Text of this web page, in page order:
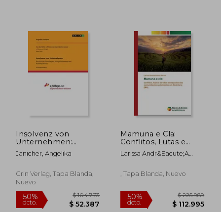
50%
dcto.
50%
dcto. $
Insolvenz von
Unternehmen:
Rechtliche
Grundlagen,
Konsequenzen (en
Alemán)
Janicher, Angelika
Grin Verlag, Tapa Blanda,
Nuevo
Mamuna e Cla:
Conflitos, Lutas e
Direitos Ameaçados
das Comunidades
Alcântara (Ma)
Larissa Andr&Eacute;A
, Tapa Blanda, Nuevo